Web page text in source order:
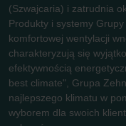
(Szwajcaria) i zatrudnia
Produkty i systemy
komfortowej wentylacji
charakteryzują się
efektywnością
best climate", Grupa
najlepszego klimatu w
wyborem dla swoich